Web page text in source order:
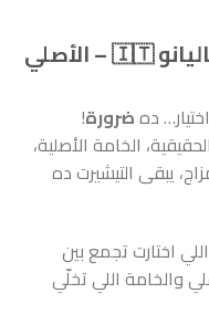
تيشيرت رجالي صيفي من إيطاليانو 🇮🇹 – الأصلي
دهضرورة!
الخامة الأصلية،
يبقى التيشيرت ده
اختارت تجمع بين
والخامة اللي تخلّي